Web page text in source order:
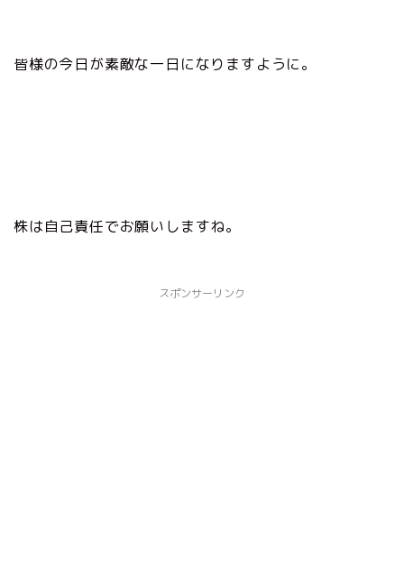
皆様の今日が素敵な一日になりますように。
株は自己責任でお願いしますね。
スポンサーリンク